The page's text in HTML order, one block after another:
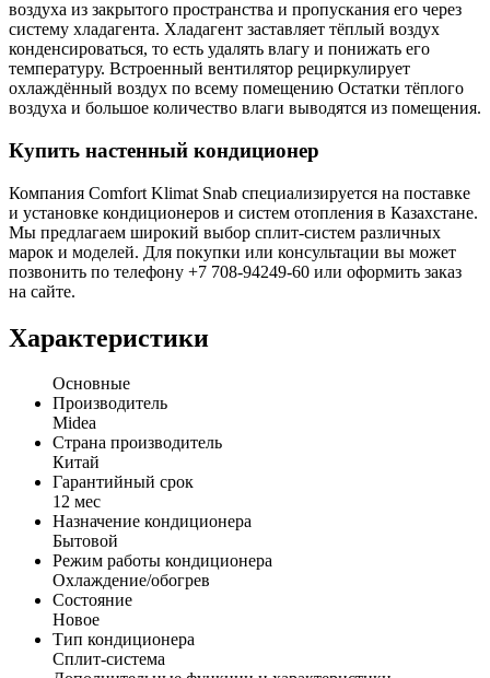
воздуха из закрытого пространства и пропускания его через
систему хладагента. Хладагент заставляет тёплый воздух
конденсироваться, то есть удалять влагу и понижать его
температуру. Встроенный вентилятор рециркулирует
охлаждённый воздух по всему помещению Остатки тёплого
воздуха и большое количество влаги выводятся из помещения.
Купить настенный кондиционер
Компания Comfort Klimat Snab специализируется на поставке
и установке кондиционеров и систем отопления в Казахстане.
Мы предлагаем широкий выбор сплит-систем различных
марок и моделей. Для покупки или консультации вы может
позвонить по телефону +7 708-94249-60 или оформить заказ
на сайте.
Характеристики
Основные
Производитель
Midea
Страна производитель
Китай
Гарантийный срок
12 мес
Назначение кондиционера
Бытовой
Режим работы кондиционера
Охлаждение/обогрев
Состояние
Новое
Тип кондиционера
Сплит-система